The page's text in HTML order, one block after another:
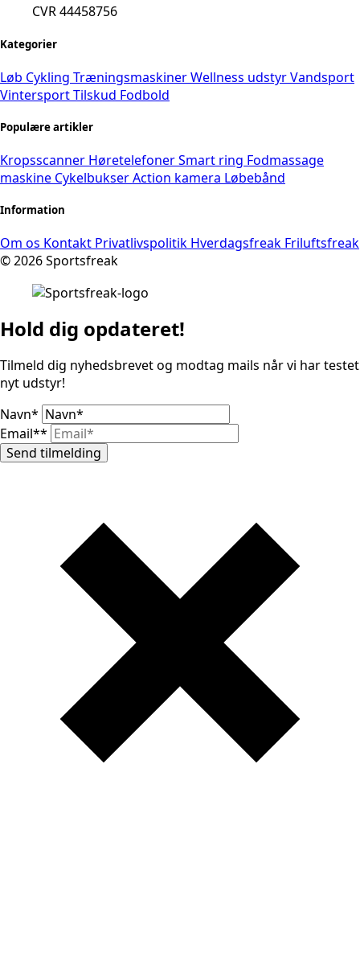
CVR 44458756
Kategorier
Løb Cykling TræningsmaskinerWellness udstyrVandsport
VintersportTilskud Fodbold
Populære artikler
Kropsscanner HøretelefonerSmart ring Fodmassage
maskine CykelbukserAction kamera Løbebånd
Information
Om os Kontakt Privatlivspolitik Hverdagsfreak Friluftsfreak
© 2026 Sportsfreak
Hold dig opdateret!
Tilmeld dig nyhedsbrevet og modtag mails når vi har testet
nyt udstyr!
Navn*
Email**
Send tilmelding